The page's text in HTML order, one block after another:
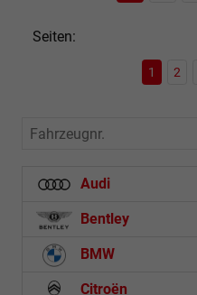
Seiten:
1 2
Fahrzeugnr.
Audi
Bentley
BMW
Citroën